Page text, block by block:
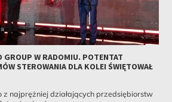
GROUP W RADOMIU. POTENTAT
STEROWANIA DLA KOLEI ŚWIĘTOWAŁ
z najprężniej działających przedsiębiorstw